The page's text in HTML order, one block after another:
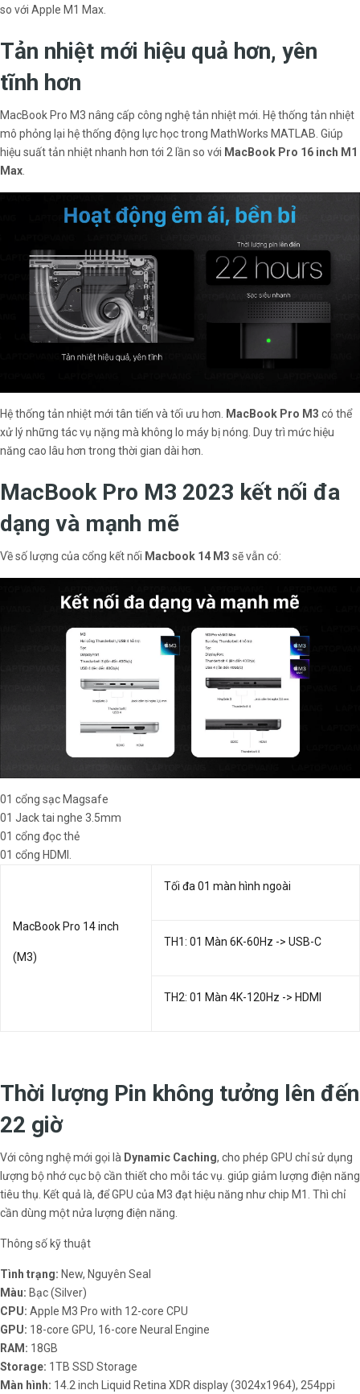
so với Apple M1 Max.
Tản nhiệt mới hiệu quả hơn, yên
tĩnh hơn
MacBook Pro M3 nâng cấp công nghệ tản nhiệt mới. Hệ thống tản nhiệt
mô phỏng lại hệ thống động lực học trong MathWorks MATLAB. Giúp
hiệu suất tản nhiệt nhanh hơn tới 2 lần so với MacBook Pro 16 inch M1
Max.
Hệ thống tản nhiệt mới tân tiến và tối ưu hơn. MacBook Pro M3 có thể
xử lý những tác vụ nặng mà không lo máy bị nóng. Duy trì mức hiệu
năng cao lâu hơn trong thời gian dài hơn.
MacBook Pro M3 2023 kết nối đa
dạng và mạnh mẽ
Về số lượng của cổng kết nối Macbook 14 M3 sẽ vẫn có:
01 cổng sạc Magsafe
01 Jack tai nghe 3.5mm
01 cổng đọc thẻ
01 cổng HDMI.
MacBook Pro 14 inch
(M3)
Tối đa 01 màn hình ngoài
TH1: 01 Màn 6K-60Hz -> USB-C
TH2: 01 Màn 4K-120Hz -> HDMI
Thời lượng Pin không tưởng lên đến
22 giờ
Với công nghệ mới gọi là Dynamic Caching, cho phép GPU chỉ sử dụng
lượng bộ nhớ cục bộ cần thiết cho mỗi tác vụ. giúp giảm lượng điện năng
tiêu thụ. Kết quả là, để GPU của M3 đạt hiệu năng như chip M1. Thì chỉ
cần dùng một nửa lượng điện năng.
Thông số kỹ thuật
Tình trạng: New, Nguyên Seal
Màu: Bạc (Silver)
CPU: Apple M3 Pro with 12-core CPU
GPU: 18-core GPU, 16-core Neural Engine
RAM: 18GB
Storage: 1TB SSD Storage
Màn hình: 14.2 inch Liquid Retina XDR display (3024x1964), 254ppi